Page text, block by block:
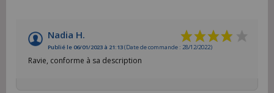
Nadia H.
Publié le 06/01/2023 à 21:13(Date de commande : 28/12/2022)
Ravie, conforme à sa description